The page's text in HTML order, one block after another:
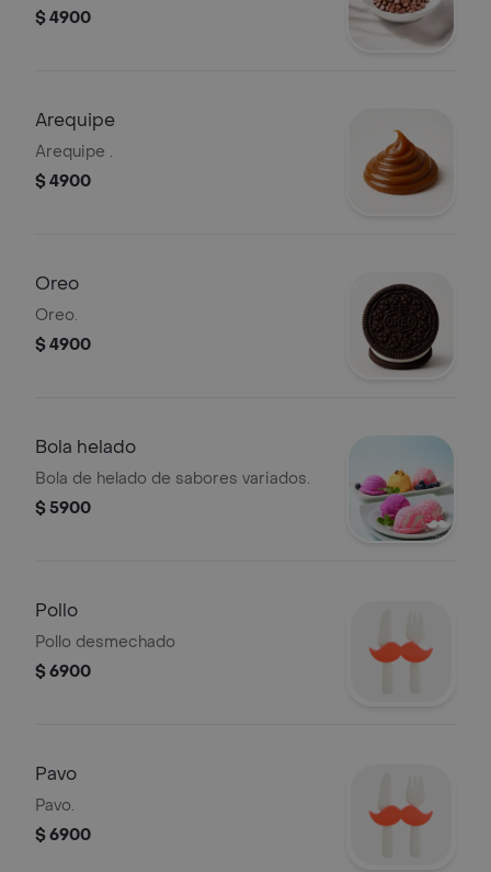
$ 4900
Arequipe
Arequipe .
$ 4900
Oreo
Oreo.
$ 4900
Bola helado
Bola de helado de sabores variados.
$ 5900
Pollo
Pollo desmechado
$ 6900
Pavo
Pavo.
$ 6900